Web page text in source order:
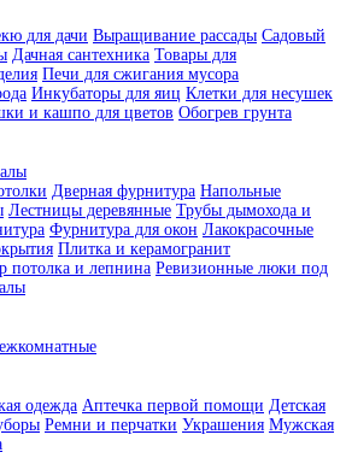
для дачи Выращивание рассады Садовый
Дачная сантехника Товары для
Печи для сжигания мусора
Инкубаторы для яиц Клетки для несушек
и кашпо для цветов Обогрев грунта
Дверная фурнитура Напольные
Лестницы деревянные Трубы дымохода и
Фурнитура для окон Лакокрасочные
Плитка и керамогранит
потолка и лепнина Ревизионные люки под
одежда Аптечка первой помощи Детская
Ремни и перчатки Украшения Мужская